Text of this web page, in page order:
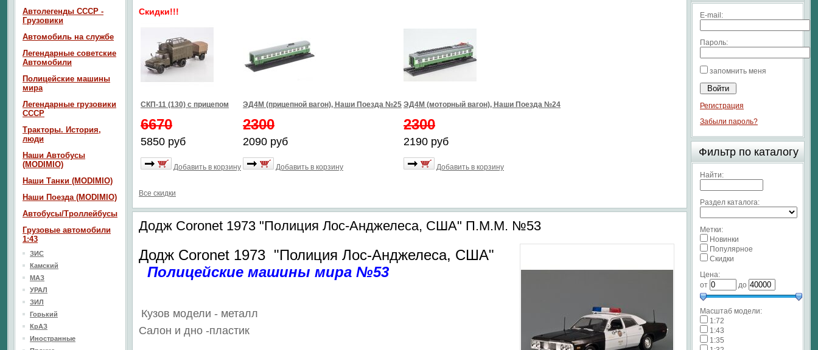
Скидки!!!
СКП-11 (130) с прицепом
6670
5850 руб
Добавить в корзину
ЭД4М (прицепной вагон), Наши Поезда №25
2300
2090 руб
Добавить в корзину
ЭД4М (моторный вагон), Наши Поезда №24
2300
2190 руб
Добавить в корзину
Все скидки
Додж Coronet 1973 "Полиция Лос-Анджелеса, США" П.М.М. №53
Додж Coronet 1973 "Полиция Лос-Анджелеса, США"
Полицейские машины мира №53
Кузов модели - металл
Салон и дно -пластик
Автолегенды СССР -
Грузовики
Автомобиль на службе
Легендарные советские
Автомобили
Полицейские машины
мира
Легендарные грузовики
СССР
Тракторы. История,
люди
Наши Автобусы
(MODIMIO)
Наши Танки (MODIMIO)
Наши Поезда (MODIMIO)
Автобусы/Троллейбусы
Грузовые автомобили
1:43
ЗИС
Камский
МАЗ
УРАЛ
ЗИЛ
Горький
КрАЗ
Иностранные
E-mail:
Пароль:
запомнить меня
Регистрация
Забыли пароль?
Фильтр по каталогу
Найти:
Раздел каталога:
Метки:
Новинки
Популярное
Скидки
Цена:
от
до
Масштаб модели:
1:72
1:43
1:35